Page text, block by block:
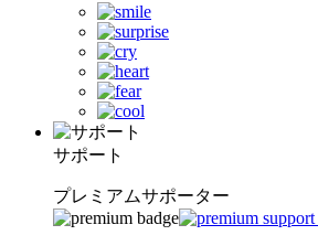
サポート
プレミアムサポーター